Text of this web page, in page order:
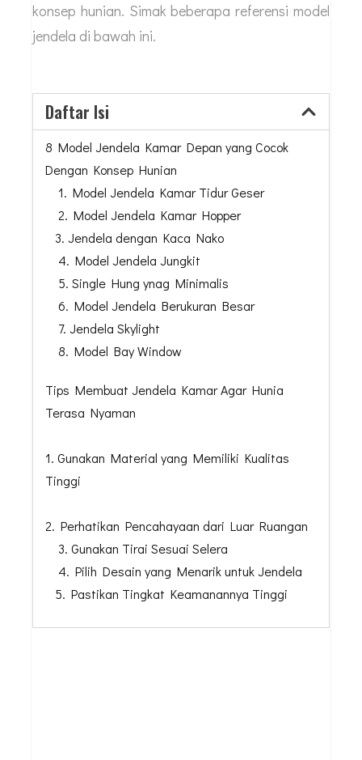
konsep hunian. Simak beberapa referensi model
jendela di bawah ini.
Daftar Isi
8 Model Jendela Kamar Depan yang Cocok
Dengan Konsep Hunian
1. Model Jendela Kamar Tidur Geser
2. Model Jendela Kamar Hopper
3. Jendela dengan Kaca Nako
4. Model Jendela Jungkit
5. Single Hung ynag Minimalis
6. Model Jendela Berukuran Besar
7. Jendela Skylight
8. Model Bay Window
Tips Membuat Jendela Kamar Agar Hunia
Terasa Nyaman
1. Gunakan Material yang Memiliki Kualitas
Tinggi
2. Perhatikan Pencahayaan dari Luar Ruangan
3. Gunakan Tirai Sesuai Selera
4. Pilih Desain yang Menarik untuk Jendela
5. Pastikan Tingkat Keamanannya Tinggi